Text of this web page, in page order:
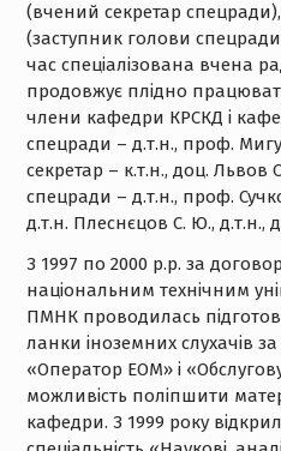
(вчений секретар
(заступник голови
час спеціалізована вчена
продовжує плідно
члени кафедри КРСКД і
спецради – д.т.н., проф.
секретар – к.т.н., доц. Львов
спецради – д.т.н., проф.
д.т.н. Плеснєцов С. Ю., д.т.н.,
З 1997 по 2000 р.р. за
національним технічним
ПМНК проводилась
ланки іноземних слухачів
«Оператор ЕОМ» і
можливість поліпшити
кафедри. З 1999 року